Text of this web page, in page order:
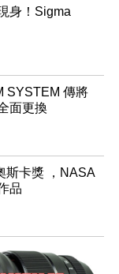
身！Sigma
SYSTEM 傳將
面更換
斯卡獎 ，NASA
品